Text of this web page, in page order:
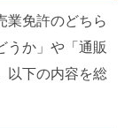
業免許のどちら
うか」や「通販
以下の内容を総